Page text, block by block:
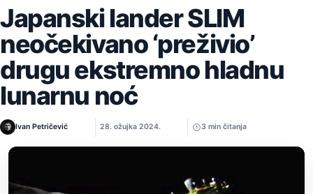
Japanski lander SLIM
neočekivano ‘preživio’
drugu ekstremno hladnu
lunarnu noć
Ivan Petričević 28. ožujka 2024. 3 min čitanja